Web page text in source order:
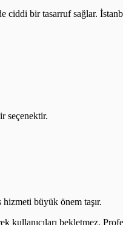
ciddi bir tasarruf sağlar.
seçenektir.
büyük önem taşır.
kullanıcıları bekletmez.